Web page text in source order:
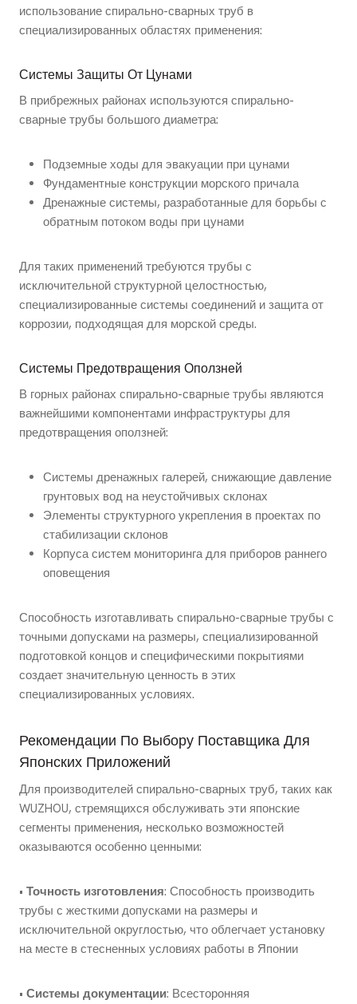
использование спирально-сварных труб в
специализированных областях применения:
Системы Защиты От Цунами
В прибрежных районах используются спирально-
сварные трубы большого диаметра:
Подземные ходы для эвакуации при цунами
Фундаментные конструкции морского причала
Дренажные системы, разработанные для борьбы с
обратным потоком воды при цунами
Для таких применений требуются трубы с
исключительной структурной целостностью,
специализированные системы соединений и защита от
коррозии, подходящая для морской среды.
Системы Предотвращения Оползней
В горных районах спирально-сварные трубы являются
важнейшими компонентами инфраструктуры для
предотвращения оползней:
Системы дренажных галерей, снижающие давление
грунтовых вод на неустойчивых склонах
Элементы структурного укрепления в проектах по
стабилизации склонов
Корпуса систем мониторинга для приборов раннего
оповещения
Способность изготавливать спирально-сварные трубы с
точными допусками на размеры, специализированной
подготовкой концов и специфическими покрытиями
создает значительную ценность в этих
специализированных условиях.
Рекомендации По Выбору Поставщика Для
Японских Приложений
Для производителей спирально-сварных труб, таких как
WUZHOU, стремящихся обслуживать эти японские
сегменты применения, несколько возможностей
оказываются особенно ценными:
• Точность изготовления: Способность производить
трубы с жесткими допусками на размеры и
исключительной округлостью, что облегчает установку
на месте в стесненных условиях работы в Японии
• Системы документации: Всесторонняя